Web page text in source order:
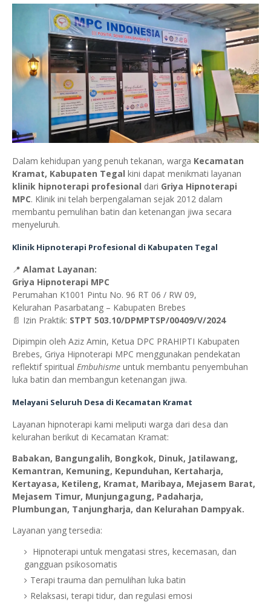
Dalam kehidupan yang penuh tekanan, warga Kecamatan
Kramat, Kabupaten Tegal kini dapat menikmati layanan
klinik hipnoterapi profesional dari Griya Hipnoterapi
MPC. Klinik ini telah berpengalaman sejak 2012 dalam
membantu pemulihan batin dan ketenangan jiwa secara
menyeluruh.
Klinik Hipnoterapi Profesional di Kabupaten Tegal
📍 Alamat Layanan:
Griya Hipnoterapi MPC
Perumahan K1001 Pintu No. 96 RT 06 / RW 09,
Kelurahan Pasarbatang – Kabupaten Brebes
📄 Izin Praktik: STPT 503.10/DPMPTSP/00409/V/2024
Dipimpin oleh Aziz Amin, Ketua DPC PRAHIPTI Kabupaten
Brebes, Griya Hipnoterapi MPC menggunakan pendekatan
reflektif spiritual Embuhisme untuk membantu penyembuhan
luka batin dan membangun ketenangan jiwa.
Melayani Seluruh Desa di Kecamatan Kramat
Layanan hipnoterapi kami meliputi warga dari desa dan
kelurahan berikut di Kecamatan Kramat:
Babakan, Bangungalih, Bongkok, Dinuk, Jatilawang,
Kemantran, Kemuning, Kepunduhan, Kertaharja,
Kertayasa, Ketileng, Kramat, Maribaya, Mejasem Barat,
Mejasem Timur, Munjungagung, Padaharja,
Plumbungan, Tanjungharja, dan Kelurahan Dampyak.
Layanan yang tersedia:
Hipnoterapi untuk mengatasi stres, kecemasan, dan
gangguan psikosomatis
Terapi trauma dan pemulihan luka batin
Relaksasi, terapi tidur, dan regulasi emosi